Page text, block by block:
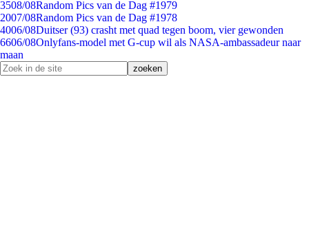
3508/08Random Pics van de Dag #1979
2007/08Random Pics van de Dag #1978
4006/08Duitser (93) crasht met quad tegen boom, vier gewonden
6606/08Onlyfans-model met G-cup wil als NASA-ambassadeur naar
maan